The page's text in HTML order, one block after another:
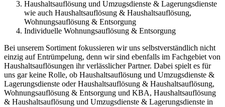
Haushaltsauflösung und Umzugsdienste & Lagerungsdienste
wie auch Haushaltsauflösung & Haushaltsauflösung,
Wohnungsauflösung & Entsorgung
Individuelle Wohnungsauflösung & Entsorgung
Bei unserem Sortiment fokussieren wir uns selbstverständlich nicht
einzig auf Entrümpelung, denn wir sind ebenfalls im Fachgebiet von
Haushaltsauflösungen ihr verlässlicher Partner. Dabei spielt es für
uns gar keine Rolle, ob Haushaltsauflösung und Umzugsdienste &
Lagerungsdienste oder Haushaltsauflösung & Haushaltsauflösung,
Wohnungsauflösung & Entsorgung und KBA, Haushaltsauflösung
& Haushaltsauflösung und Umzugsdienste & Lagerungsdienste in